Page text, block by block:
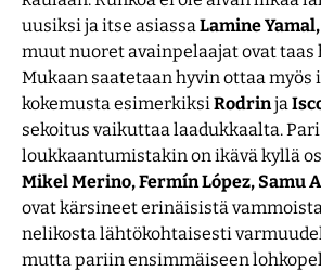
uusiksi ja itse asiassaLamine
muut nuoret avainpelaajat ovat taas
Mukaan saatetaan hyvin ottaa myös
kokemusta esimerkiksiRodrinja
sekoitus vaikuttaa laadukkaalta.
loukkaantumistakin on ikävä kyllä
Mikel Merino, Fermín López, Samu
ovat kärsineet erinäisistä
nelikosta lähtökohtaisesti
mutta pariin ensimmäiseen